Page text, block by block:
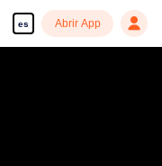
es Abrir App